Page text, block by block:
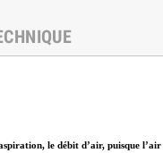
le débit d’air, puisque